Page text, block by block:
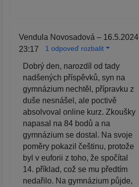
Vendula Novosadová – 16.5.2024
23:17
1 odpoveď rozbalit
Dobrý den, narozdíl od tady
nadšených příspěvků, syn na
gymnázium nechtěl, přípravku z
duše nesnášel, ale poctivě
absolvoval online kurz. Zkoušky
napasal na 84 bodů a na
gymnázium se dostal. Na svoje
poměry pokazil češtinu, protože
byl v euforii z toho, že spočítal
14. příklad, což se mu předtím
nedařilo. Na gymnázium půjde,